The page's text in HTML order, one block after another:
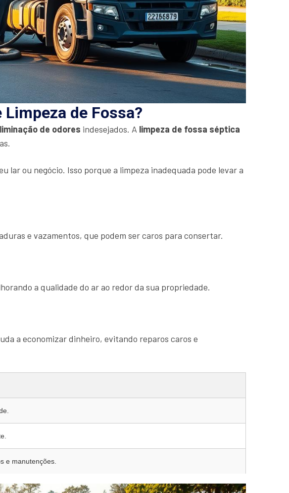
de Fossa?
de odores indesejados. A limpeza de fossa séptica
lar ou negócio. Isso porque a limpeza inadequada pode levar a
e vazamentos, que podem ser caros para consertar.
a qualidade do ar ao redor da sua propriedade.
a economizar dinheiro, evitando reparos caros e
e manutenções.